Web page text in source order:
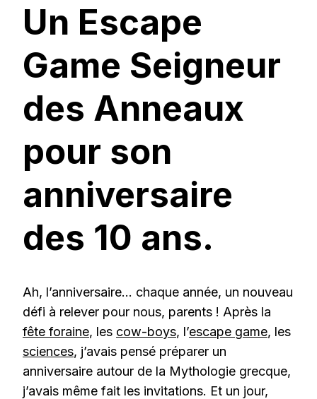
Un Escape
Game Seigneur
des Anneaux
pour son
anniversaire
des 10 ans.
Ah, l’anniversaire… chaque année, un nouveau
défi à relever pour nous, parents ! Après la
fête foraine, les cow-boys, l’escape game, les
sciences, j’avais pensé préparer un
anniversaire autour de la Mythologie grecque,
j’avais même fait les invitations. Et un jour,